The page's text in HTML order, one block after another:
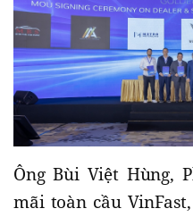
Ông Bùi Việt Hùng,
mãi toàn cầu